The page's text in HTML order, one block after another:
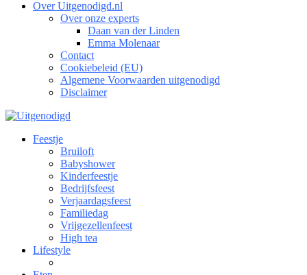
Over Uitgenodigd.nl
Over onze experts
Daan van der Linden
Emma Molenaar
Contact
Cookiebeleid (EU)
Algemene Voorwaarden uitgenodigd
Disclaimer
Feestje
Bruiloft
Babyshower
Kinderfeestje
Bedrijfsfeest
Verjaardagsfeest
Familiedag
Vrijgezellenfeest
High tea
Lifestyle